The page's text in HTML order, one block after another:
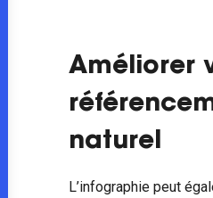
Améliorer
naturel
L’infographie peut